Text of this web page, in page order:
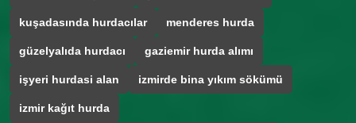
kuşadasında hurdacılar menderes hurda
güzelyalıda hurdacı gaziemir hurda alımı
işyeri hurdasi alan izmirde bina yıkım sökümü
izmir kağıt hurda